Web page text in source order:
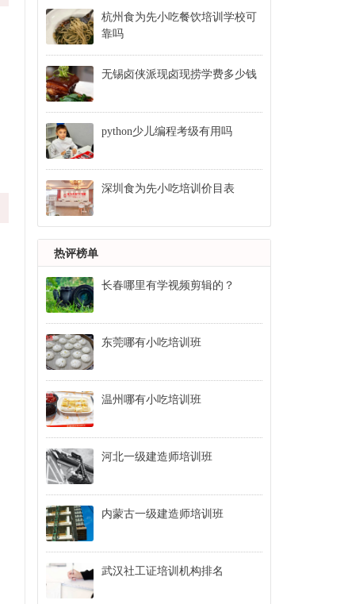
杭州食为先小吃餐饮培训学校可
靠吗
无锡卤侠派现卤现捞学费多少钱
python少儿编程考级有用吗
深圳食为先小吃培训价目表
热评榜单
长春哪里有学视频剪辑的？
东莞哪有小吃培训班
温州哪有小吃培训班
河北一级建造师培训班
内蒙古一级建造师培训班
武汉社工证培训机构排名